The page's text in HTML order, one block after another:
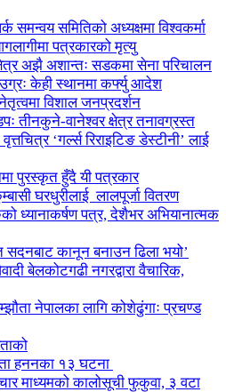
समन्वय समितिको अध्यक्षमा विश्वकर्मा
पत्रकारको मृत्यु
अझै अशान्तः सडकमा सेना परिचालन
उग्रः केही स्थानमा कर्फ्यु आदेश
विशाल जनप्रदर्शन
तीनकुने-वानेश्वर क्षेत्र तनावग्रस्त
वृत्तचित्र ‘गर्ल्स रिराइटिङ डेस्टीनी’ लाई
पुरस्कृत हुँदै यी पत्रकार
घरधुरीलाई लालपूर्जा वितरण
ध्यानाकर्षण पत्र, देशैभर अभियानात्मक
सदनबाट कानून बनाउन ढिला भयो’
बेलकोटगढी नगरद्वारा वैचारिक,
नेपालका लागि कोशेढुंगाः प्रचण्ड
हननका १३ घटना
माध्यमको कालोसूची फुकुवा, ३ वटा